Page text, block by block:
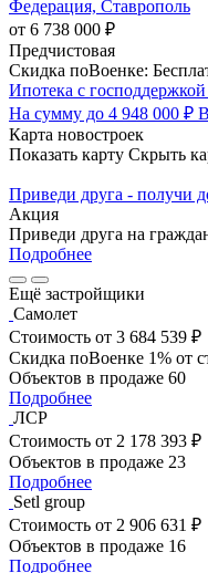
Федерация, Ставрополь
от 6 738 000 ₽
Предчистовая
Скидка поВоенке:
Ипотека с господдержкой
На сумму до 4 948 000 ₽
Карта новостроек
Показать карту Скрыть
Приведи друга - получи
Акция
Приведи друга на
Подробнее
Ещё застройщики
Самолет
Стоимость от 3 684 539 ₽
Скидка поВоенке 1% от
Объектов в продаже 60
Подробнее
ЛСР
Стоимость от 2 178 393 ₽
Объектов в продаже 23
Подробнее
Setl group
Стоимость от 2 906 631 ₽
Объектов в продаже 16
Подробнее